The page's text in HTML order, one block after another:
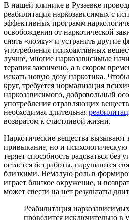
В нашей клинике в Рузаевке
реабилитация наркозависимых с
эффективных программ
освобождения от наркотической
снять «ломку» и устранить другие
употребления психоактивных
лучше, многие наркозависимые
терапия закончено, а в скором
искать новую дозу наркотика.
круг, требуется нормализация
наркозависимого, добровольный
употребления отравляющих
необходимая длительная
возвратом к счастливой жизни.
Наркотические вещества вызывают
привыкание, но и психологическую
теряет способность радоваться без
остается без работы, нарушаются
близкими. Немалую роль в
играет близкое окружение, и
может свести на нет результаты
Реабилитация
проводится исключительно в